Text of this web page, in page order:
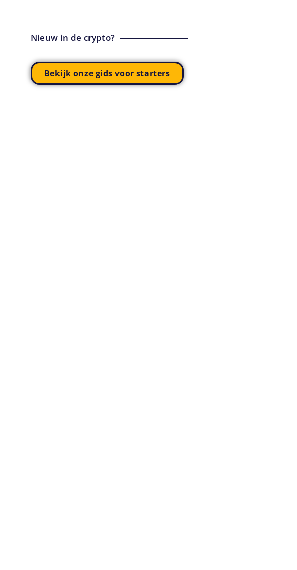
Nieuw in de crypto?
Bekijk onze gids voor starters